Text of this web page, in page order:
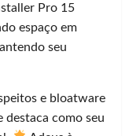
Pro 15
espaço em
seu
e bloatware
como seu